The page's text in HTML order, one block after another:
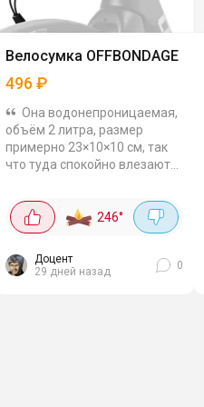
Велосумка OFFBONDAGE
496₽
Она водонепроницаемая,
объём 2 литра, размер
примерно 23×10×10 см, так
что туда спокойно влезают
маленький набор для
ремонта. Крепится на...
246°
Доцент
29 дней назад
0